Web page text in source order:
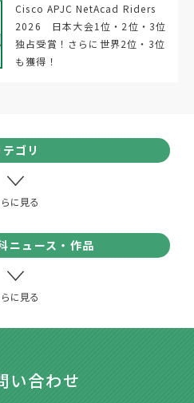
ゴリ
ニュース・作品
Cisco APJC NetAcad Riders
2026 日本大会1位・2位・3位
独占受賞！さらに世界2位・3位
も獲得！
い合わせ